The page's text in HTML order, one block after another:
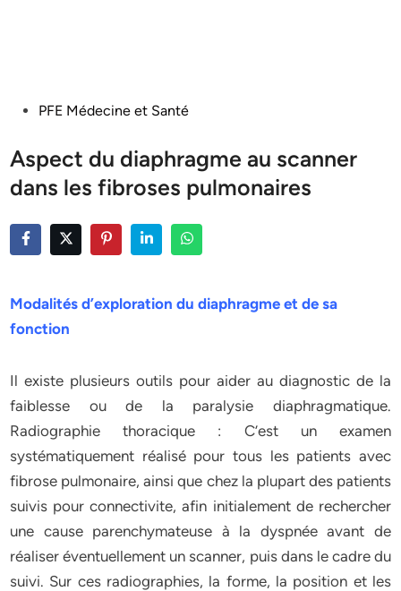
PostedPFE Médecine et Santé
Aspect du diaphragme au scanner
dans les fibroses pulmonaires
Modalités d’exploration du diaphragme et de sa
fonction
Il existe plusieurs outils pour aider au diagnostic de la
faiblesse ou de la paralysie diaphragmatique.
Radiographie thoracique : C’est un examen
systématiquement réalisé pour tous les patients avec
fibrose pulmonaire, ainsi que chez la plupart des patients
suivis pour connectivite, afin initialement de rechercher
une cause parenchymateuse à la dyspnée avant de
réaliser éventuellement un scanner, puis dans le cadre du
suivi. Sur ces radiographies, la forme, la position et les